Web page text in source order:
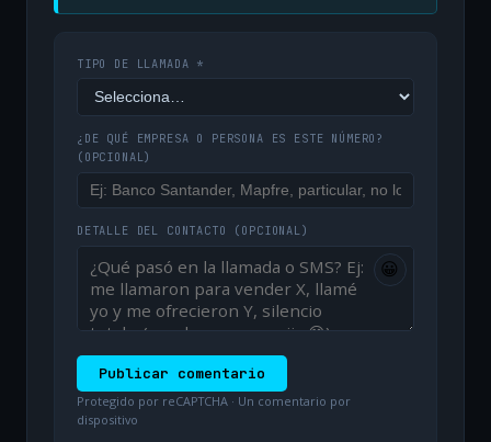
TIPO DE LLAMADA *
¿DE QUÉ EMPRESA O PERSONA ES ESTE NÚMERO?
(OPCIONAL)
DETALLE DEL CONTACTO (OPCIONAL)
😀
Publicar comentario
Protegido por reCAPTCHA · Un comentario por
dispositivo